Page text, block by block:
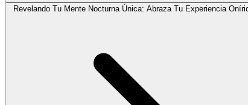
Revelando Tu Mente Nocturna Única: Abraza Tu Experiencia